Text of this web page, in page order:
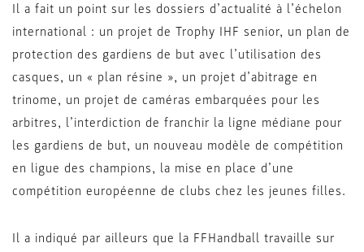
Il a fait un point sur les dossiers d’actualité à l’échelon
international : un projet de Trophy IHF senior, un plan de
protection des gardiens de but avec l’utilisation des
casques, un « plan résine », un projet d’abitrage en
trinome, un projet de caméras embarquées pour les
arbitres, l’interdiction de franchir la ligne médiane pour
les gardiens de but, un nouveau modèle de compétition
en ligue des champions, la mise en place d’une
compétition européenne de clubs chez les jeunes filles.
Il a indiqué par ailleurs que la FFHandball travaille sur